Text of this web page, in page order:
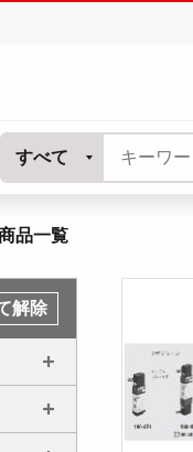
すべて
品一覧
解除